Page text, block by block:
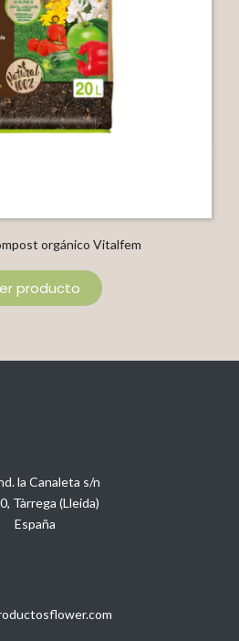
orgánico Vitalfem
producto
la Canaleta s/n
Tàrrega (Lleida)
España